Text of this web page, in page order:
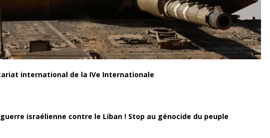
international de la IVe Internationale
israélienne contre le Liban ! Stop au génocide du peuple